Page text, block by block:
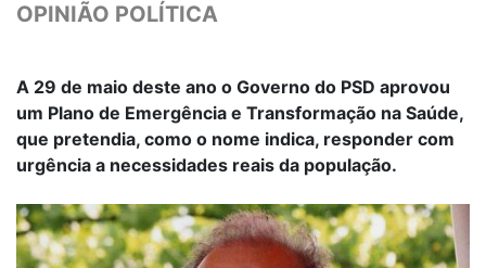
OPINIÃO POLÍTICA
A 29 de maio deste ano o Governo do PSD aprovou
um Plano de Emergência e Transformação na Saúde,
que pretendia, como o nome indica, responder com
urgência a necessidades reais da população.